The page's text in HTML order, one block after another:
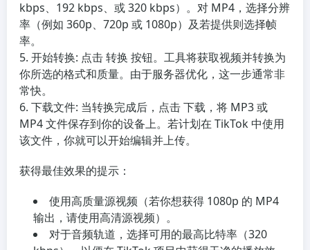
kbps、192 kbps、或 320 kbps）。对 MP4，选择分辨
率（例如 360p、720p 或 1080p）及若提供则选择帧
率。
开始转换: 点击 转换 按钮。工具将获取视频并转换为
你所选的格式和质量。由于服务器优化，这一步通常非
常快。
下载文件: 当转换完成后，点击 下载，将 MP3 或
MP4 文件保存到你的设备上。若计划在 TikTok 中使用
该文件，你就可以开始编辑并上传。
获得最佳效果的提示：
使用高质量源视频（若你想获得 1080p 的 MP4
输出，请使用高清源视频）。
对于音频轨道，选择可用的最高比特率（320